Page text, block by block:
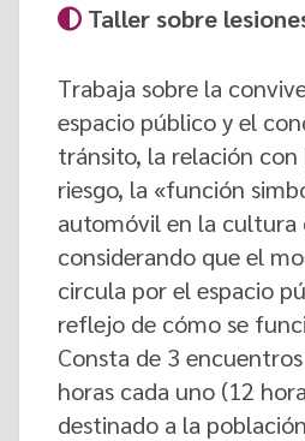
Taller sobre
Trabaja sobre la
espacio público y el
tránsito, la relación con
riesgo, la «función
automóvil en la cultura
considerando que el
circula por el espacio
reflejo de cómo se
Consta de 3
horas cada uno (12
destinado a la